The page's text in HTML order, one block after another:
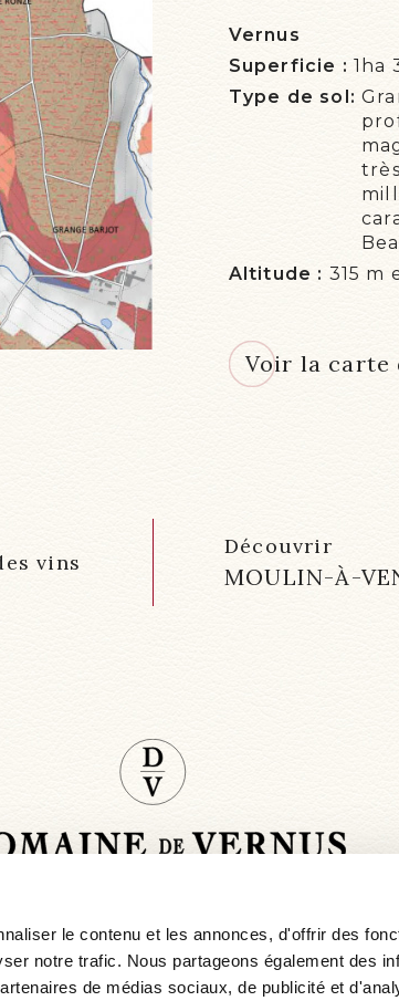
le contenu et les annonces, d'offrir des
notre trafic. Nous partageons également des
de médias sociaux, de publicité et
Vernus
Superficie : 1ha
Type de sol:
Altitude : 315 m
Voir la carte
vins
Découvrir
MOULIN-À-
+33 (0)6 08 17 27 86